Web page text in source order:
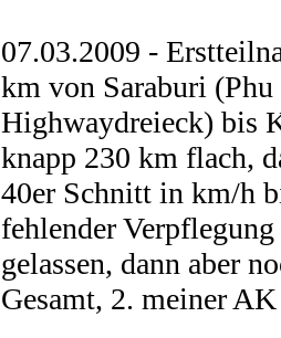
07.03.2009 -
km von Saraburi
Highwaydreieck) bis
knapp 230 km flach,
40er Schnitt in km/h
fehlender
gelassen, dann aber
Gesamt, 2. meiner